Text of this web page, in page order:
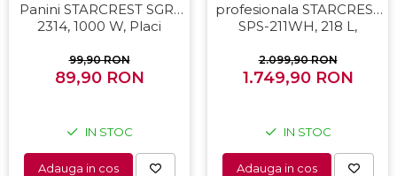
Panini STARCREST SGR-
2314, 1000 W, Placi
Deschidere 180°,
Suprafata de gatire 23 x
99,90 RON
89,90 RON
IN STOC
Adauga in cos
profesionala STARCREST
SPS-211WH, 218 L,
Iluminare LED, H 141 cm,
Negru
2.099,90 RON
1.749,90 RON
IN STOC
Adauga in cos